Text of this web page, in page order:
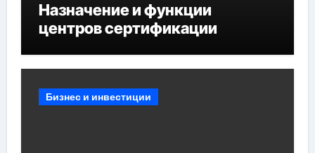
Назначение и функции
центров сертификации
Бизнес и инвестиции